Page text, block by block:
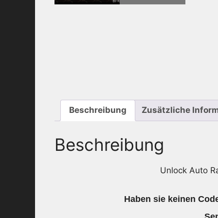
Beschreibung Zusätzliche
Beschreibung
Unlock Auto
Haben sie keinen